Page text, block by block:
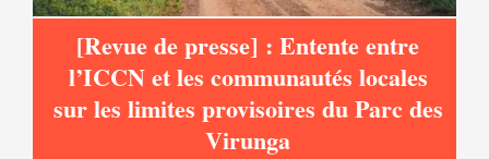
[Revue de presse] : Entente entre
l’ICCN et les communautés locales
sur les limites provisoires du Parc des
Virunga